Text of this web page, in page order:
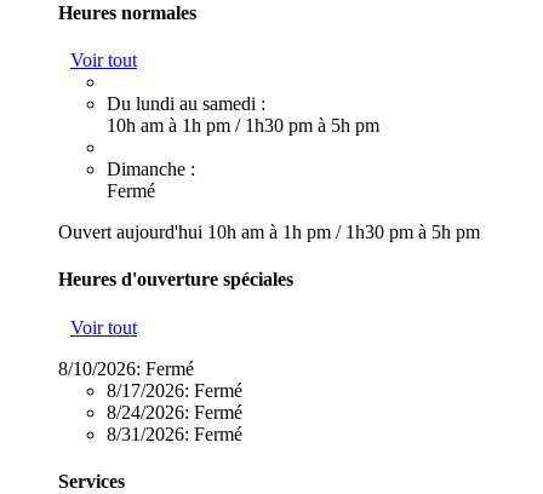
Heures normales
Voir tout
Du lundi au samedi :
10h am à 1h pm / 1h30 pm à 5h pm
Dimanche :
Fermé
Ouvert aujourd'hui 10h am à 1h pm / 1h30 pm à 5h pm
Heures d'ouverture spéciales
Voir tout
8/10/2026: Fermé
8/17/2026: Fermé
8/24/2026: Fermé
8/31/2026: Fermé
Services